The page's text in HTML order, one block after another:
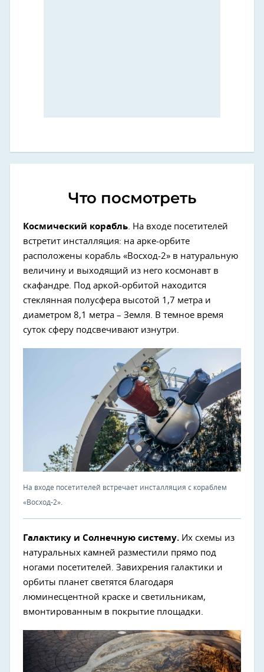
Что посмотреть
Космический корабль. На входе посетителей
встретит инсталляция: на арке-орбите
расположены корабль «Восход-2» в натуральную
величину и выходящий из него космонавт в
скафандре. Под аркой-орбитой находится
стеклянная полусфера высотой 1,7 метра и
диаметром 8,1 метра – Земля. В темное время
суток сферу подсвечивают изнутри.
На входе посетителей встречает инсталляция с кораблем
«Восход-2».
Галактику и Солнечную систему. Их схемы из
натуральных камней разместили прямо под
ногами посетителей. Завихрения галактики и
орбиты планет светятся благодаря
люминесцентной краске и светильникам,
вмонтированным в покрытие площадки.